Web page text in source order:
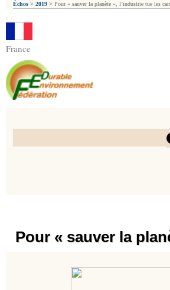
Échos > 2019 > Pour « sauver la planète », l’industrie tue les
France
Pour « sauver la